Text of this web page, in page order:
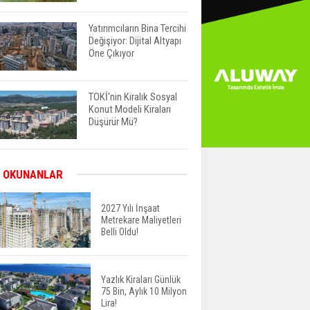
Yatırımcıların Bina Tercihi
Değişiyor: Dijital Altyapı
Öne Çıkıyor
TOKİ'nin Kiralık Sosyal
Konut Modeli Kiraları
Düşürür Mü?
Yüzde 16,2 Arttı
Konut Satışları Güçlü
Seyrini Korudu Yabancıya
Satış Geriledi
ABD'de İnşaat
OKUNANLAR
2027 Yılı İnşaat
Metrekare Maliyetleri
Belli Oldu!
Yazlık Kiraları Günlük
75 Bin, Aylık 10 Milyon
Lira!